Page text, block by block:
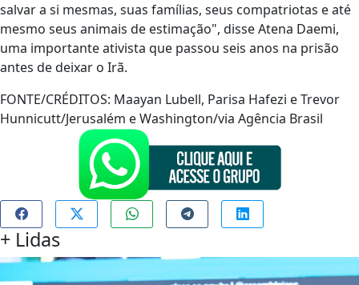
salvar a si mesmas, suas famílias, seus compatriotas e até
mesmo seus animais de estimação", disse Atena Daemi,
uma importante ativista que passou seis anos na prisão
antes de deixar o Irã.
FONTE/CRÉDITOS: Maayan Lubell, Parisa Hafezi e Trevor
Hunnicutt/Jerusalém e Washington/via Agência Brasil
+ Lidas